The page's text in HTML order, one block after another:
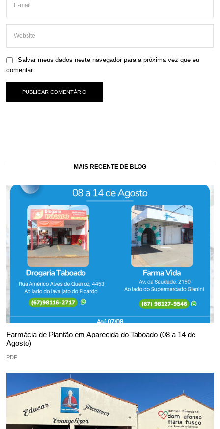
Salvar meus dados neste navegador para a próxima vez que eu
comentar.
MAIS RECENTE DE BLOG
Farmácia de Plantão em Aparecida do Taboado (08 a 14 de
Agosto)
PDF